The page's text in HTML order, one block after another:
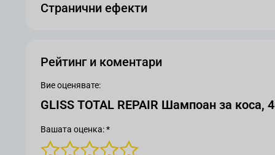
Странични ефекти
Рейтинг и коментари
Вие оценявате:
GLISS TOTAL REPAIR Шампоан за коса,
Вашата оценка: *